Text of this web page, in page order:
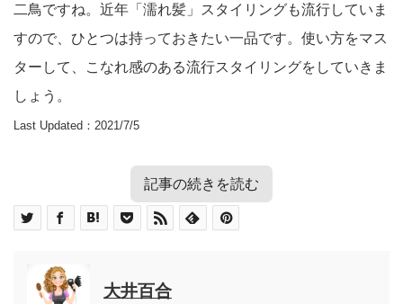
二鳥ですね。近年「濡れ髪」スタイリングも流行していま
すので、ひとつは持っておきたい一品です。使い方をマス
ターして、こなれ感のある流行スタイリングをしていきま
しょう。
Last Updated：2021/7/5
記事の続きを読む
目次
ヘアバームのセット力とキープ力
ヘアバームの使い方
ヘアバームの選び方
大井百合